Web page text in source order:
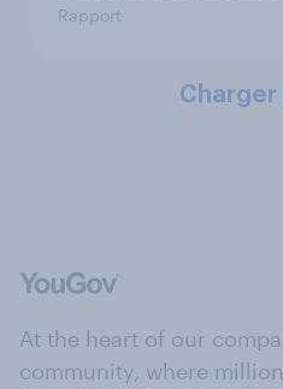
Rapport
Charger
At the heart of our
community, where